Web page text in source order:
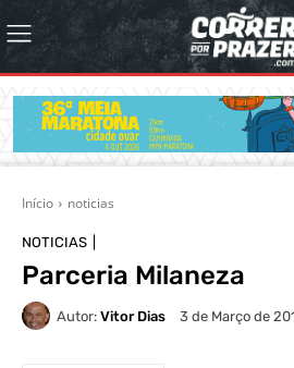
Início noticias
NOTICIAS
Parceria Milaneza
Autor: Vitor Dias 3 de Março de